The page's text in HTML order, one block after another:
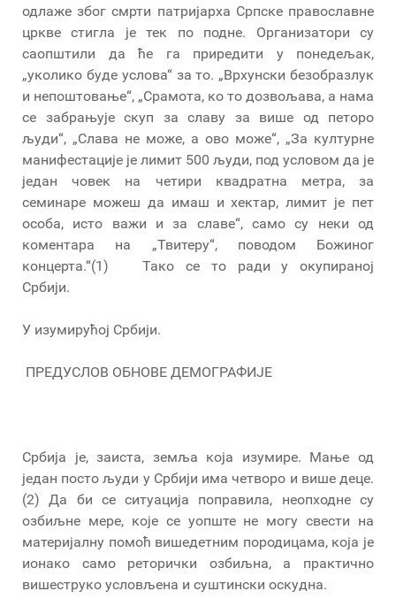
одлаже због смрти патријарха Српске православне
цркве стигла је тек по подне. Организатори су
саопштили да ће га приредити у понедељак,
„уколико буде услова“ за то. „Врхунски безобразлук
и непоштовање“, „Срамота, ко то дозвољава, а нама
се забрањује скуп за славу за више од петоро
људи“, „Слава не може, а ово може“, „За културне
манифестације је лимит 500 људи, под условом да је
један човек на четири квадратна метра, за
семинаре можеш да имаш и хектар, лимит је пет
особа, исто важи и за славе“, само су неки од
коментара на „Твитеру“, поводом Божиног
концерта.“(1) Тако се то ради у окупираној
Србији.
У изумирућој Србији.
ПРЕДУСЛОВ ОБНОВЕ ДЕМОГРАФИЈЕ
Србија је, заиста, земља која изумире. Мање од
један посто људи у Србији има четворо и више деце.
(2) Да би се ситуација поправила, неопходне су
озбиљне мере, које се уопште не могу свести на
материјалну помоћ вишедетним породицама, која је
ионако само реторички озбиљна, а практично
вишеструко условљена и суштински оскудна.